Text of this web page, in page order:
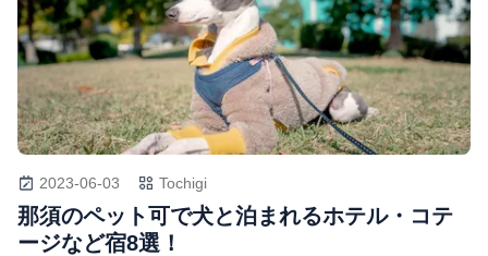
2023-06-03 Tochigi
那須のペット可で犬と泊まれるホテル・コテ
ージなど宿8選！